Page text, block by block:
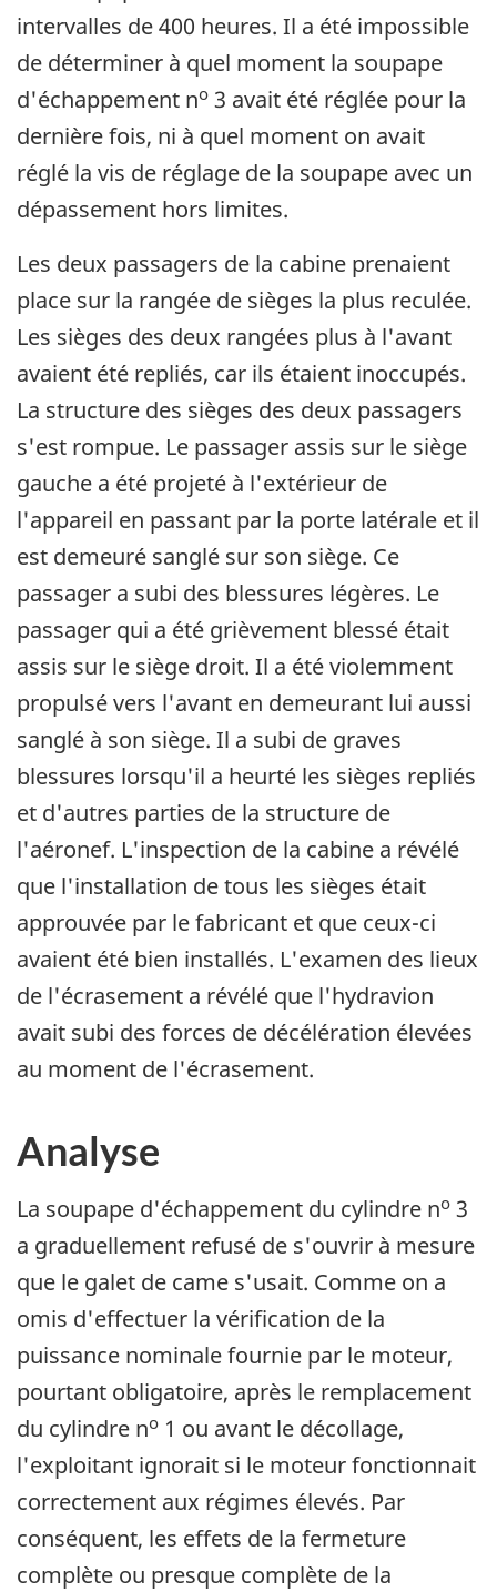
intervalles de 400 heures. Il a été impossible
de déterminer à quel moment la soupape
d'échappement no 3 avait été réglée pour la
dernière fois, ni à quel moment on avait
réglé la vis de réglage de la soupape avec un
dépassement hors limites.
Les deux passagers de la cabine prenaient
place sur la rangée de sièges la plus reculée.
Les sièges des deux rangées plus à l'avant
avaient été repliés, car ils étaient inoccupés.
La structure des sièges des deux passagers
s'est rompue. Le passager assis sur le siège
gauche a été projeté à l'extérieur de
l'appareil en passant par la porte latérale et il
est demeuré sanglé sur son siège. Ce
passager a subi des blessures légères. Le
passager qui a été grièvement blessé était
assis sur le siège droit. Il a été violemment
propulsé vers l'avant en demeurant lui aussi
sanglé à son siège. Il a subi de graves
blessures lorsqu'il a heurté les sièges repliés
et d'autres parties de la structure de
l'aéronef. L'inspection de la cabine a révélé
que l'installation de tous les sièges était
approuvée par le fabricant et que ceux-ci
avaient été bien installés. L'examen des lieux
de l'écrasement a révélé que l'hydravion
avait subi des forces de décélération élevées
au moment de l'écrasement.
Analyse
La soupape d'échappement du cylindre no 3
a graduellement refusé de s'ouvrir à mesure
que le galet de came s'usait. Comme on a
omis d'effectuer la vérification de la
puissance nominale fournie par le moteur,
pourtant obligatoire, après le remplacement
du cylindre no 1 ou avant le décollage,
l'exploitant ignorait si le moteur fonctionnait
correctement aux régimes élevés. Par
conséquent, les effets de la fermeture
complète ou presque complète de la